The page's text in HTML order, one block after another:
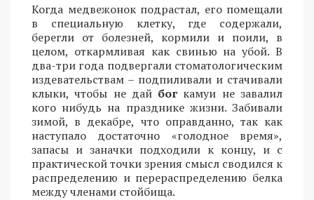
Когда медвежонок подрастал, его помещали
в специальную клетку, где содержали,
берегли от болезней, кормили и поили, в
целом, откармливая как свинью на убой. В
два-три года подвергали стоматологическим
издевательствам – подпиливали и стачивали
клыки, чтобы не дай бог камуи не завалил
кого нибудь на празднике жизни. Забивали
зимой, в декабре, что оправданно, так как
наступало достаточно «голодное время»,
запасы и заначки подходили к концу, и с
практической точки зрения смысл сводился к
распределению и перераспределению белка
между членами стойбища.